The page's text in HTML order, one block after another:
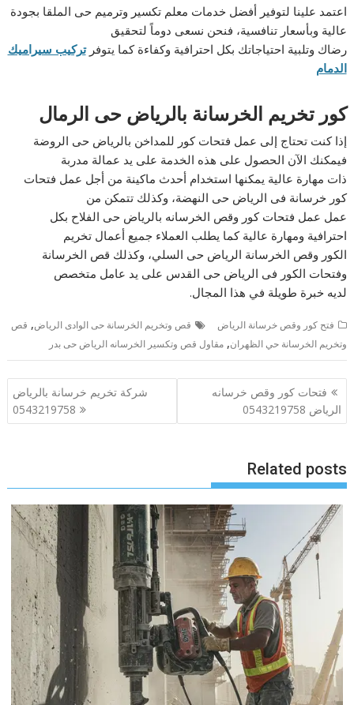
اعتمد علينا لتوفير أفضل خدمات معلم تكسير وترميم حى الملقا بجودة
عالية وبأسعار تنافسية، فنحن نسعى دوماً لتحقيق
رضاك وتلبية احتياجاتك بكل احترافية وكفاءة كما يتوفرتركيب سيراميك
الدمام
كور تخريم الخرسانة بالرياض حى الرمال
إذا كنت تحتاج إلى عمل فتحات كور للمداخن بالرياض حى الروضة
فيمكنك الآن الحصول على هذه الخدمة على يد عمالة مدربة
ذات مهارة عالية يمكنها استخدام أحدث ماكينة من أجل عمل فتحات
كور خرسانة فى الرياض حى النهضة، وكذلك تتمكن من
عمل عمل فتحات كور وقص الخرسانه بالرياض حى الفلاح بكل
احترافية ومهارة عالية كما يطلب العملاء جميع أعمال تخريم
الكور وقص الخرسانة الرياض حى السلي، وكذلك قص الخرسانة
وفتحات الكور فى الرياض حى القدس على يد عامل متخصص
لديه خبرة طويلة في هذا المجال.
فتح كور وقص خرسانة الرياض قص وتخريم الخرسانة حى الوادى الرياض, قص
وتخريم الخرسانة حي الظهران,مقاول قص وتكسير الخرسانه الرياض حى بدر
تصفّح
المقالات
فتحات كور وقص خرسانه
الرياض 0543219758
شركة تخريم خرسانة بالرياض
0543219758
Related posts